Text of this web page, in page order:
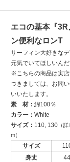
エコの基本『
ン便利なロンT
サーフィン大好きな
元気でいてほしいん
※こちらの商品は実
つきましては、お問
いいたします。
素 材：綿100％
カラー：White
サイズ： 110, 130 （
m）
サイズ
身丈
44